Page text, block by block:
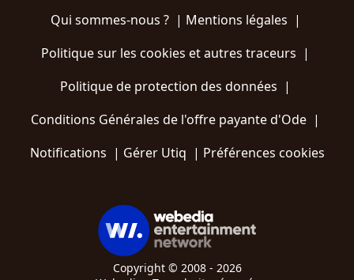
Qui sommes-nous ?| Mentions légales |
Politique sur les cookies et autres traceurs |
Politique de protection des données |
Conditions Générales de l'offre payante d'Ode |
Notifications | Gérer Utiq | Préférences cookies
Copyright © 2008 - 2026